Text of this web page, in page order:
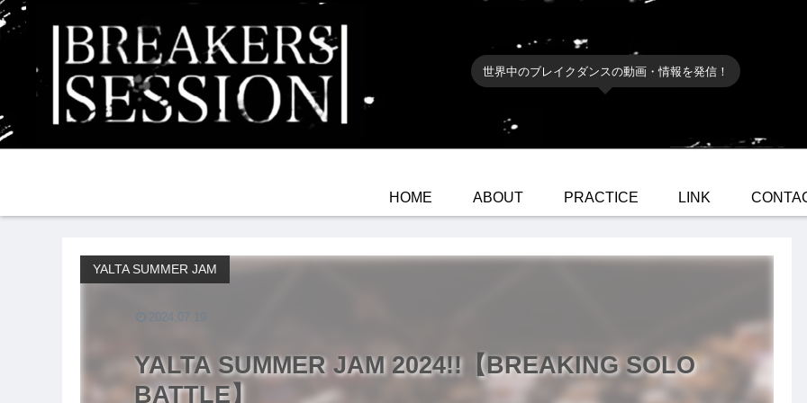
世界中のブレイクダンスの動画・情報を発信！
HOME ABOUT PRACTICE LINK
YALTA SUMMER JAM 2024!!【BREAKING SOLO
BATTLE】
YALTA SUMMER JAM
2024.07.19